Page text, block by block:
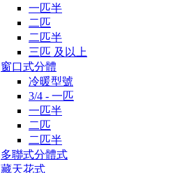
一匹半
二匹
二匹半
三匹 及以上
窗口式分體
冷暖型號
3/4 - 一匹
一匹半
二匹
二匹半
多聯式分體式
藏天花式